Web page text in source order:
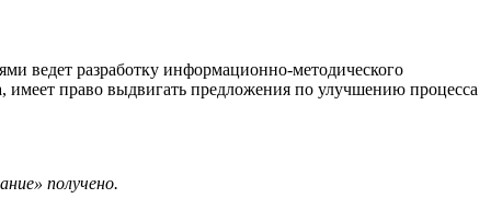
ведет разработку информационно-методического
имеет право выдвигать предложения по улучшению процесса
получено.